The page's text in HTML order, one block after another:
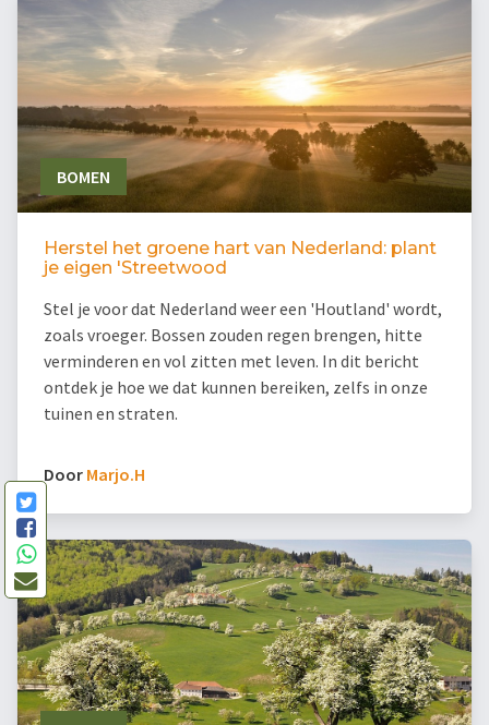
BOMEN
Herstel het groene hart van Nederland: plant
je eigen 'Streetwood
Stel je voor dat Nederland weer een 'Houtland' wordt,
zoals vroeger. Bossen zouden regen brengen, hitte
verminderen en vol zitten met leven. In dit bericht
ontdek je hoe we dat kunnen bereiken, zelfs in onze
tuinen en straten.
Door Marjo.H